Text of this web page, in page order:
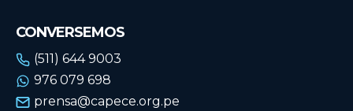
URUGUAY
VENEZUELA
URUGUAY
VENEZUELA
CONVERSEMOS
(511) 644 9003
976 079 698
prensa@capece.org.pe